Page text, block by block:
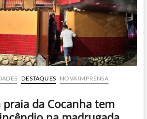
DESTAQUES
NOVA IMPRENSA
da Cocanha tem